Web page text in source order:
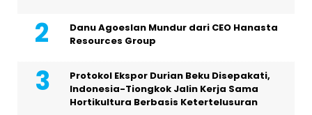
Danu Agoeslan Mundur dari CEO Hanasta
Resources Group
Protokol Ekspor Durian Beku Disepakati,
Indonesia-Tiongkok Jalin Kerja Sama
Hortikultura Berbasis Ketertelusuran